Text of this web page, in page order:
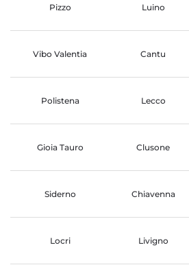
Pizzo Luino
Vibo Valentia Cantu
Polistena Lecco
Gioia Tauro Clusone
Siderno Chiavenna
Locri Livigno